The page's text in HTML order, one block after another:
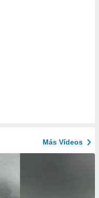
Más Vídeos